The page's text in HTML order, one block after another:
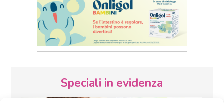
Speciali in evidenza